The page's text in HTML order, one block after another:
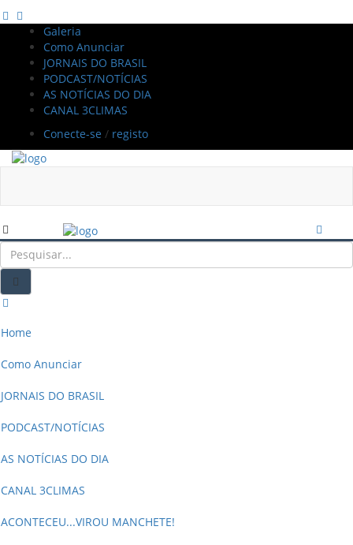
Galeria
Como Anunciar
JORNAIS DO BRASIL
PODCAST/NOTÍCIAS
AS NOTÍCIAS DO DIA
CANAL 3CLIMAS
Conecte-se / registo
Home
Como Anunciar
JORNAIS DO BRASIL
PODCAST/NOTÍCIAS
AS NOTÍCIAS DO DIA
CANAL 3CLIMAS
ACONTECEU...VIROU MANCHETE!